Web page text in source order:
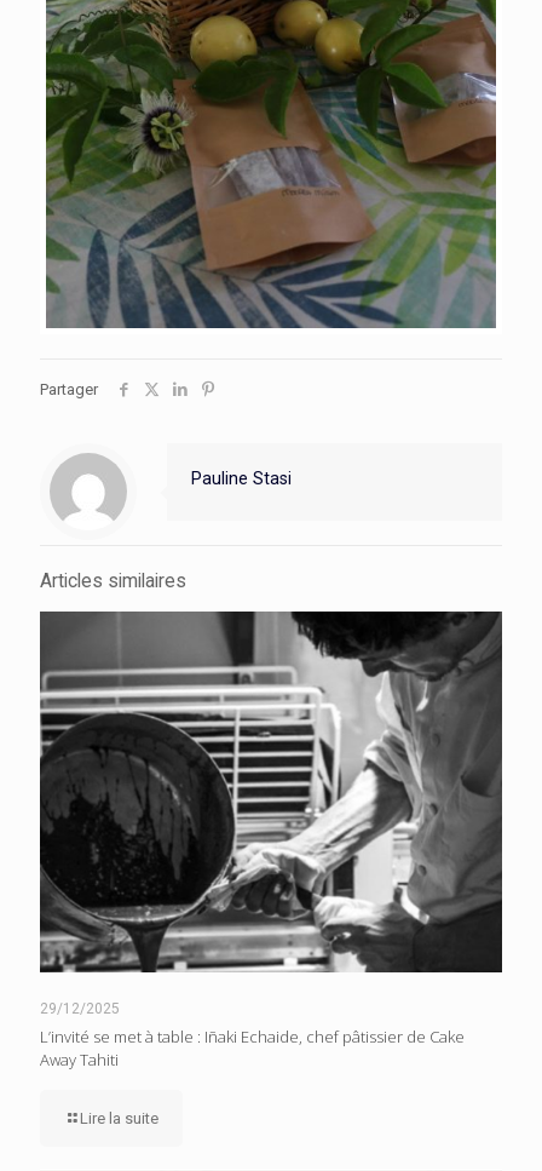
Partager
Pauline Stasi
Articles similaires
29/12/2025
L’invité se met à table : Iñaki Echaide, chef pâtissier de Cake
Away Tahiti
Lire la suite